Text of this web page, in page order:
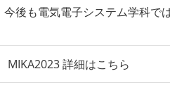
今後も電気電子システム学科で
MIKA2023 詳細はこちら